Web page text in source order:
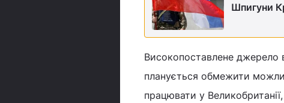
Шпигуни
Високопоставлене джерело
планується обмежити
працювати у